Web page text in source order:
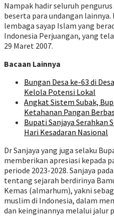
Nampak hadir seluruh pengurus
beserta para undangan
lembaga sayap Islam yang
Indonesia Perjuangan, yang
29 Maret 2007.
Bacaan Lainnya
Bungan Desa ke-63 di
Kelola Potensi Lokal
Angkat Sistem Subak,
Ketahanan Pangan
Bupati Sanjaya Serahkan
Hari Kesadaran Nasional
Dr Sanjaya yang juga selaku
memberikan apresiasi kepada
periode 2023-2028. Sanjaya
tentang sejarah berdirinya
Kemas (almarhum), yakni
muslim di Indonesia, dalam
dan keinginannya melalui jalur